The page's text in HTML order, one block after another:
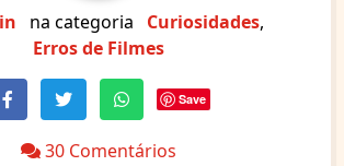
na categoria Curiosidades,
Erros de Filmes
Save
30 Comentários